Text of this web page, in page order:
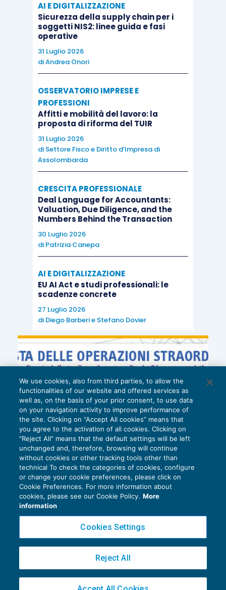
AI E DIGITALIZZAZIONE
Sicurezza della supply chain per i
soggetti NIS2: linee guida e fasi
operative
31 Luglio 2026
diAndrea Onori
OSSERVATORIO IMPRESE E
PROFESSIONI
Affitti e mobilità del lavoro: la
proposta di riforma del TUIR
31 Luglio 2026
di Settore Fisco e Diritto d’Impresa di
Assolombarda
CRESCITA PROFESSIONALE
Deal Language for Accountants:
Valuation, Due Diligence, and the
Numbers Behind the Transaction
30 Luglio 2026
di Patrizia Canepa
AI E DIGITALIZZAZIONE
EU AI Act e studi professionali: le
scadenze concrete
27 Luglio 2026
di Diego Barberie Stefano Dovier
Privacy Policy
Cookie Policy
Copyright 2016 ©Gruppo Euroconference S.p.A.v2.32.1
Piazza Luigi Einaudi, 10N01 - 20124 Milano - info@ecnews.it
02776120236
We use cookies, also from third parties, to allow the
functionalities of our website and offered services as
well as, on the basis of your prior consent, to use data
on your navigation activity to improve performance of
the site. Clicking on “Accept All cookies” means that
you agree to the activation of all cookies. Clicking on
"Reject All" means that the default settings will be left
unchanged and, therefore, browsing will continue
without cookies or other tracking tools other than
technical To check the categories of cookies, configure
or change your cookie preferences, please click on
Cookie Preferences. For more information about
cookies, please see our Cookie Policy. More
information
Cookies Settings
Reject All